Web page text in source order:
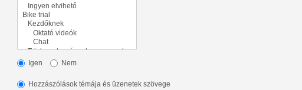
Igen Nem
Hozzászólások témája és üzenetek szövege